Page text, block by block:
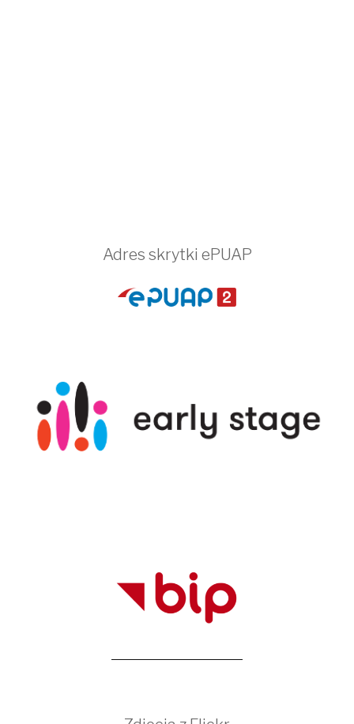
Adres skrytki ePUAP